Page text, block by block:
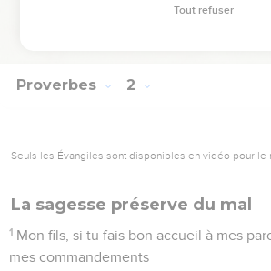
Proverbes 2
Seuls les Évangiles sont disponibles en vidéo pour le
La sagesse préserve du mal
1 Mon fils, si tu fais bon accueil à mes
mes commandements
Tout refuser